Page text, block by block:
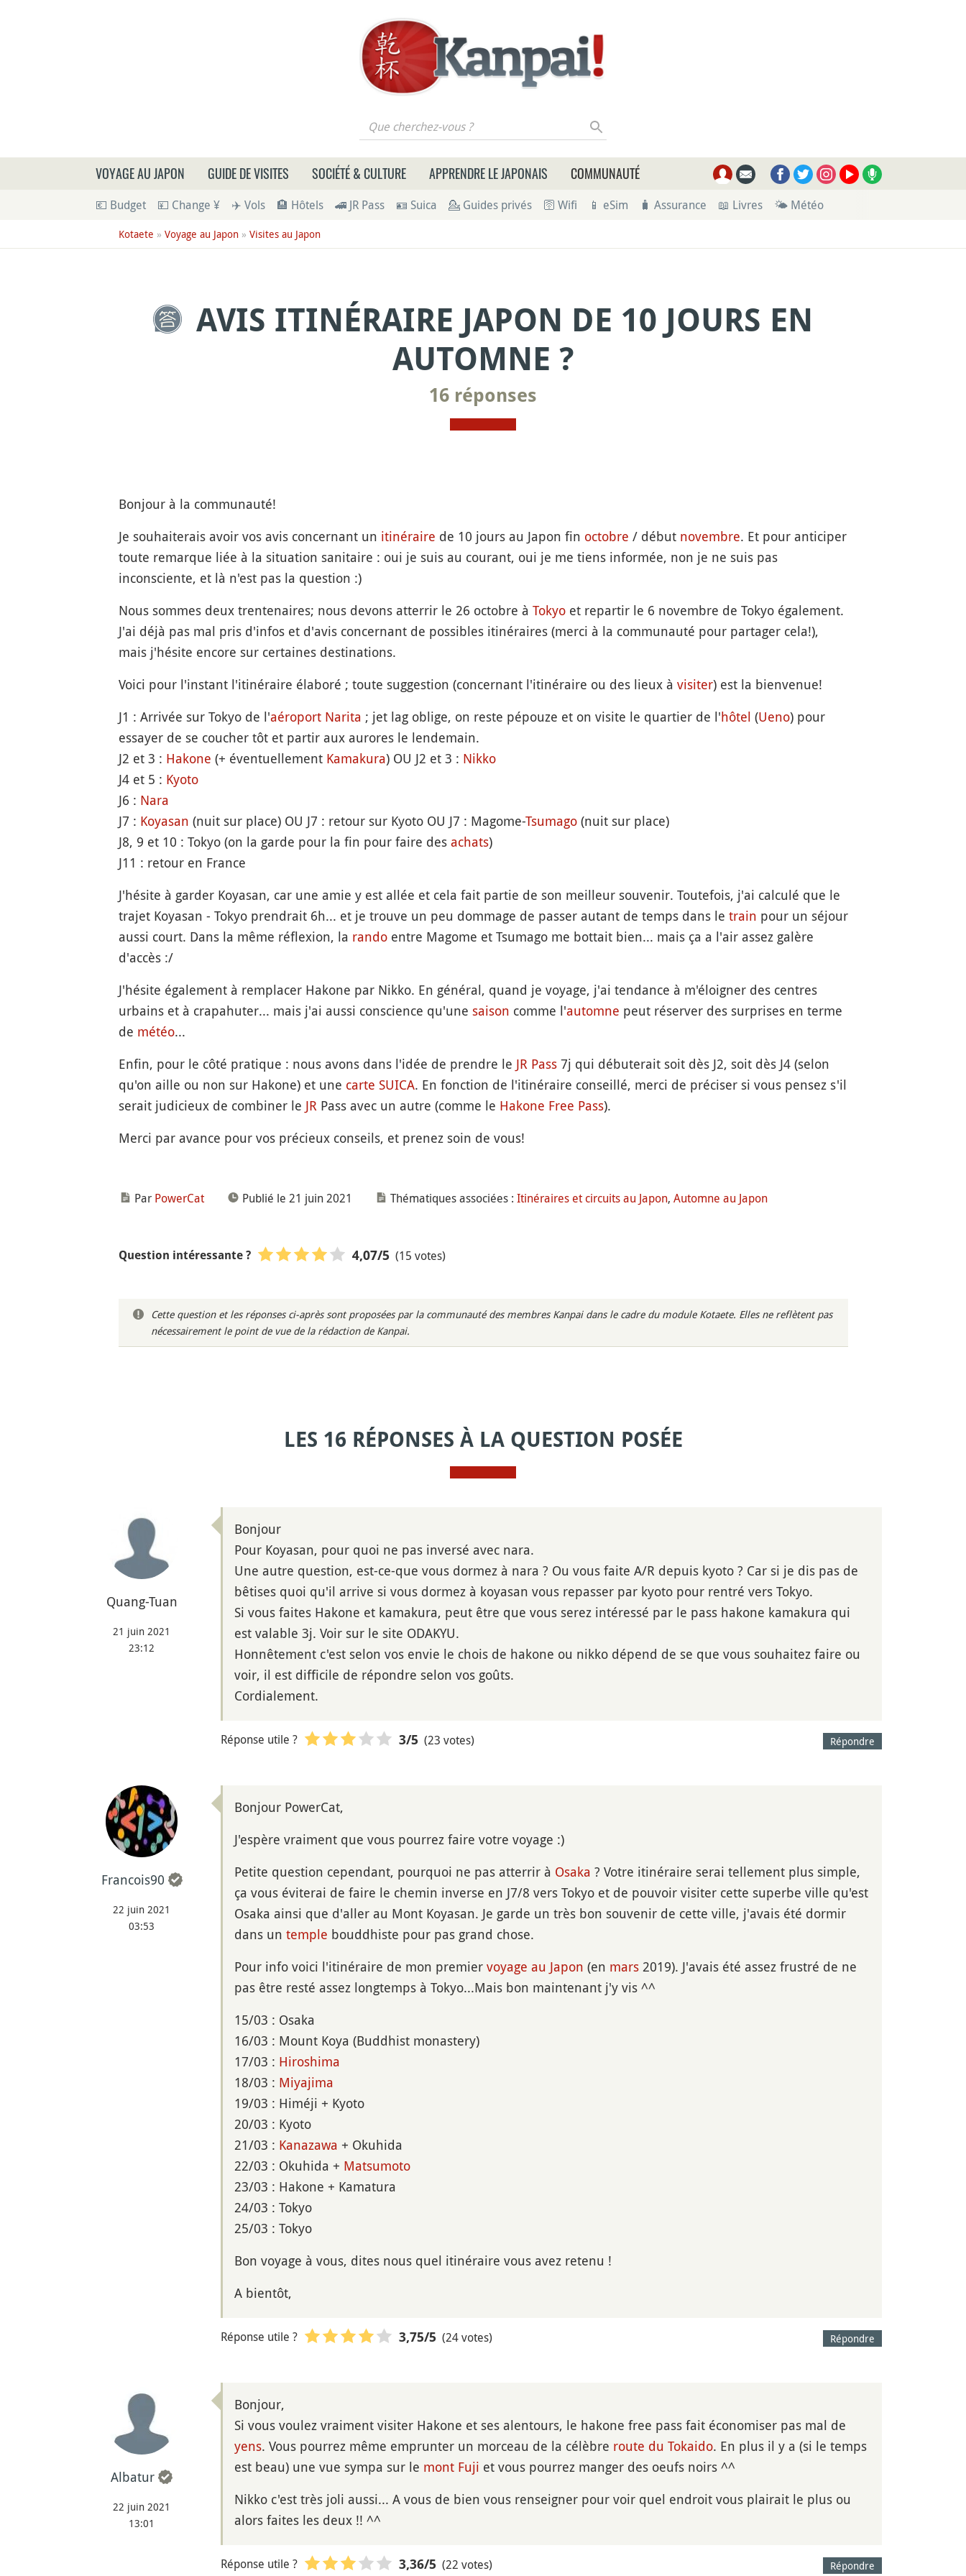
Que cherchez-vous ?
VOYAGE AU JAPON GUIDE DE VISITES SOCIÉTÉ & CULTURE APPRENDRE LE JAPONAIS COMMUNAUTÉ
💶 Budget 💴 Change ¥ ✈️ Vols 🏨 Hôtels 🚄 JR Pass 🪪 Suica 💁 Guides privés 🛜 Wifi 📱 eSim 🧳 Assurance 📖 Livres 🌤 Météo
Kotaete » Voyage au Japon» Visites au Japon
AVIS ITINÉRAIRE JAPON DE 10 JOURS EN
AUTOMNE ?
16 réponses
Bonjour à la communauté!
Je souhaiterais avoir vos avis concernant un itinéraire de 10 jours au Japon fin octobre / début novembre. Et pour anticiper
toute remarque liée à la situation sanitaire : oui je suis au courant, oui je me tiens informée, non je ne suis pas
inconsciente, et là n'est pas la question :)
Nous sommes deux trentenaires; nous devons atterrir le 26 octobre à Tokyoet repartir le 6 novembre de Tokyo également.
J'ai déjà pas mal pris d'infos et d'avis concernant de possibles itinéraires (merci à la communauté pour partager cela!),
mais j'hésite encore sur certaines destinations.
Voici pour l'instant l'itinéraire élaboré ; toute suggestion (concernant l'itinéraire ou des lieux à visiter) est la bienvenue!
J1 : Arrivée sur Tokyo de l'aéroport Narita ; jet lag oblige, on reste pépouze et on visite le quartier de l'hôtel (Ueno) pour
essayer de se coucher tôt et partir aux aurores le lendemain.
J2 et 3 : Hakone (+ éventuellement Kamakura) OU J2 et 3 : Nikko
J4 et 5 : Kyoto
J6 : Nara
J7 : Koyasan (nuit sur place) OU J7 : retour sur Kyoto OU J7 : Magome-Tsumago(nuit sur place)
J8, 9 et 10 : Tokyo (on la garde pour la fin pour faire des achats)
J11 : retour en France
J'hésite à garder Koyasan, car une amie y est allée et cela fait partie de son meilleur souvenir. Toutefois, j'ai calculé que le
trajet Koyasan - Tokyo prendrait 6h... et je trouve un peu dommage de passer autant de temps dans le train pour un séjour
aussi court. Dans la même réflexion, la randoentre Magome et Tsumago me bottait bien... mais ça a l'air assez galère
d'accès :/
J'hésite également à remplacer Hakone par Nikko. En général, quand je voyage, j'ai tendance à m'éloigner des centres
urbains et à crapahuter... mais j'ai aussi conscience qu'une saison comme l'automne peut réserver des surprises en terme
de météo...
Enfin, pour le côté pratique : nous avons dans l'idée de prendre le JR Pass7j qui débuterait soit dès J2, soit dès J4 (selon
qu'on aille ou non sur Hakone) et une carte SUICA. En fonction de l'itinéraire conseillé, merci de préciser si vous pensez s'il
serait judicieux de combiner le JRPass avec un autre (comme le Hakone Free Pass).
Merci par avance pour vos précieux conseils, et prenez soin de vous!
Par PowerCat Publié le 21 juin 2021 Thématiques associées : Itinéraires et circuits au Japon, Automne au Japon
Question intéressante ? 4,07/5 (15 votes)
Cette question et les réponses ci-après sont proposées par la communauté des membres Kanpai dans le cadre du module Kotaete. Elles ne reflètent pas
nécessairement le point de vue de la rédaction de Kanpai.
LES 16 RÉPONSES À LA QUESTION POSÉE
Quang-Tuan
21 juin 2021
23:12
Bonjour
Pour Koyasan, pour quoi ne pas inversé avec nara.
Une autre question, est-ce-que vous dormez à nara ? Ou vous faite A/R depuis kyoto ? Car si je dis pas de
bêtises quoi qu'il arrive si vous dormez à koyasan vous repasser par kyoto pour rentré vers Tokyo.
Si vous faites Hakone et kamakura, peut être que vous serez intéressé par le pass hakone kamakura qui
est valable 3j. Voir sur le site ODAKYU.
Honnêtement c'est selon vos envie le chois de hakone ou nikko dépend de se que vous souhaitez faire ou
voir, il est difficile de répondre selon vos goûts.
Cordialement.
Répondre
Réponse utile ? 3/5 (23 votes)
Francois90
22 juin 2021
03:53
Bonjour PowerCat,
J'espère vraiment que vous pourrez faire votre voyage :)
Petite question cependant, pourquoi ne pas atterrir à Osaka ? Votre itinéraire serai tellement plus simple,
ça vous éviterai de faire le chemin inverse en J7/8 vers Tokyo et de pouvoir visiter cette superbe ville qu'est
Osaka ainsi que d'aller au Mont Koyasan. Je garde un très bon souvenir de cette ville, j'avais été dormir
dans un temple bouddhiste pour pas grand chose.
Pour info voici l'itinéraire de mon premier voyage au Japon (en mars 2019). J'avais été assez frustré de ne
pas être resté assez longtemps à Tokyo...Mais bon maintenant j'y vis ^^
15/03 : Osaka
16/03 : Mount Koya (Buddhist monastery)
17/03 : Hiroshima
18/03 : Miyajima
19/03 : Himéji + Kyoto
20/03 : Kyoto
21/03 : Kanazawa + Okuhida
22/03 : Okuhida + Matsumoto
23/03 : Hakone + Kamatura
24/03 : Tokyo
25/03 : Tokyo
Bon voyage à vous, dites nous quel itinéraire vous avez retenu !
A bientôt,
Répondre
Réponse utile ? 3,75/5 (24 votes)
Albatur
22 juin 2021
13:01
Bonjour,
Si vous voulez vraiment visiter Hakone et ses alentours, le hakone free pass fait économiser pas mal de
yens. Vous pourrez même emprunter un morceau de la célèbre route du Tokaido. En plus il y a (si le temps
est beau) une vue sympa sur le mont Fuji et vous pourrez manger des oeufs noirs ^^
Nikko c'est très joli aussi... A vous de bien vous renseigner pour voir quel endroit vous plairait le plus ou
alors faites les deux !! ^^
Répondre
Réponse utile ? 3,36/5 (22 votes)